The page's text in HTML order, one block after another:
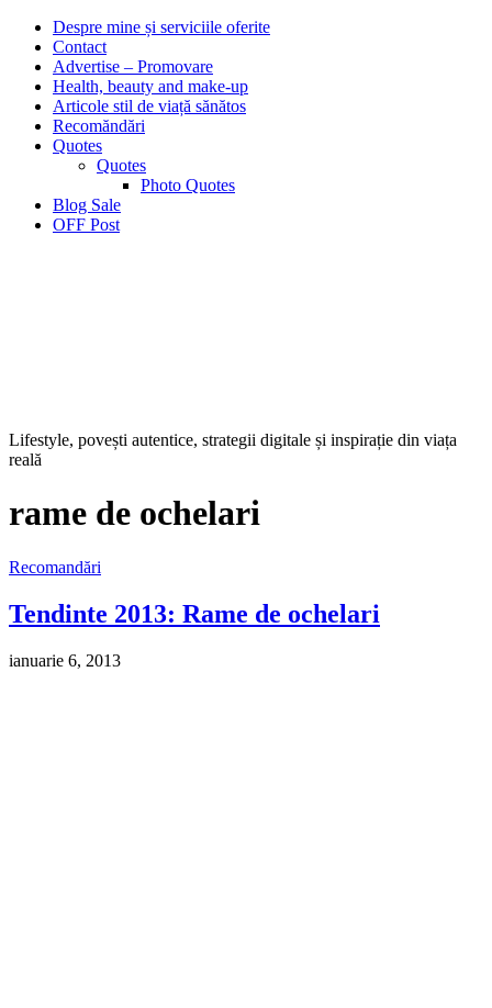
Despre mine și serviciile oferite
Contact
Advertise – Promovare
Health, beauty and make-up
Articole stil de viață sănătos
Recomăndări
Quotes
Quotes
Photo Quotes
Blog Sale
OFF Post
Lifestyle, povești autentice, strategii digitale și inspirație din viața
reală
rame de ochelari
Recomandări
Tendinte 2013: Rame de ochelari
ianuarie 6, 2013